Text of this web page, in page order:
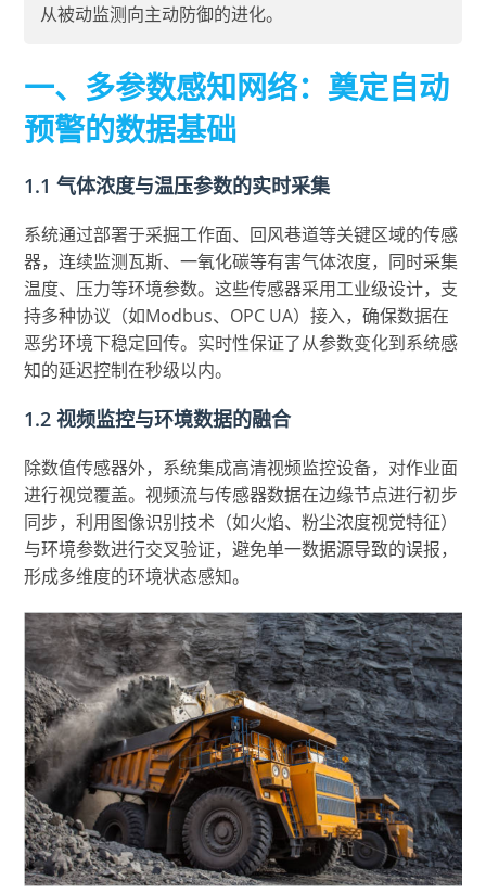
从被动监测向主动防御的进化。
一、多参数感知网络：奠定自动
预警的数据基础
1.1 气体浓度与温压参数的实时采集
系统通过部署于采掘工作面、回风巷道等关键区域的传感
器，连续监测瓦斯、一氧化碳等有害气体浓度，同时采集
温度、压力等环境参数。这些传感器采用工业级设计，支
持多种协议（如Modbus、OPC UA）接入，确保数据在
恶劣环境下稳定回传。实时性保证了从参数变化到系统感
知的延迟控制在秒级以内。
1.2 视频监控与环境数据的融合
除数值传感器外，系统集成高清视频监控设备，对作业面
进行视觉覆盖。视频流与传感器数据在边缘节点进行初步
同步，利用图像识别技术（如火焰、粉尘浓度视觉特征）
与环境参数进行交叉验证，避免单一数据源导致的误报，
形成多维度的环境状态感知。